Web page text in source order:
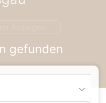
gefunden